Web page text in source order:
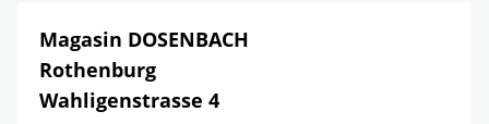
Magasin DOSENBACH
Rothenburg
Wahligenstrasse 4